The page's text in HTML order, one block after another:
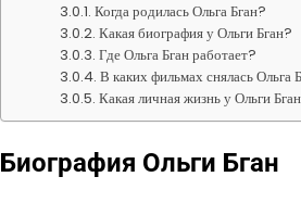
Когда родилась Ольга Бган?
Какая биография у Ольги Бган?
Где Ольга Бган работает?
В каких фильмах снялась Ольга
Какая личная жизнь у Ольги
Биография Ольги Бган